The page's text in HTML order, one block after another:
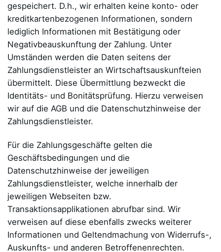
gespeichert. D.h., wir erhalten keine konto- oder
kreditkartenbezogenen Informationen, sondern
lediglich Informationen mit Bestätigung oder
Negativbeauskunftung der Zahlung. Unter
Umständen werden die Daten seitens der
Zahlungsdienstleister an Wirtschaftsauskunfteien
übermittelt. Diese Übermittlung bezweckt die
Identitäts- und Bonitätsprüfung. Hierzu verweisen
wir auf die AGB und die Datenschutzhinweise der
Zahlungsdienstleister.
Für die Zahlungsgeschäfte gelten die
Geschäftsbedingungen und die
Datenschutzhinweise der jeweiligen
Zahlungsdienstleister, welche innerhalb der
jeweiligen Webseiten bzw.
Transaktionsapplikationen abrufbar sind. Wir
verweisen auf diese ebenfalls zwecks weiterer
Informationen und Geltendmachung von Widerrufs-,
Auskunfts- und anderen Betroffenenrechten.